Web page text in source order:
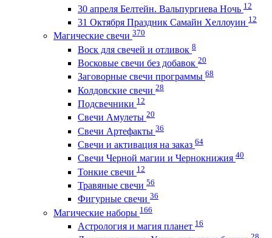
30 апреля Белтейн. Вальпургиева Ночь 12
31 Октября Праздник Самайн Хеллоуин 12
Магические свечи 370
Воск для свечей и отливок 8
Восковые свечи без добавок 20
Заговорные свечи программы 68
Колдовские свечи 28
Подсвечники 12
Свечи Амулеты 20
Свечи Артефакты 36
Свечи и активация на заказ 64
Свечи Черной магии и Чернокнижия 40
Тонкие свечи 12
Травяные свечи 56
Фигурные свечи 36
Магические наборы 166
Астрология и магия планет 16